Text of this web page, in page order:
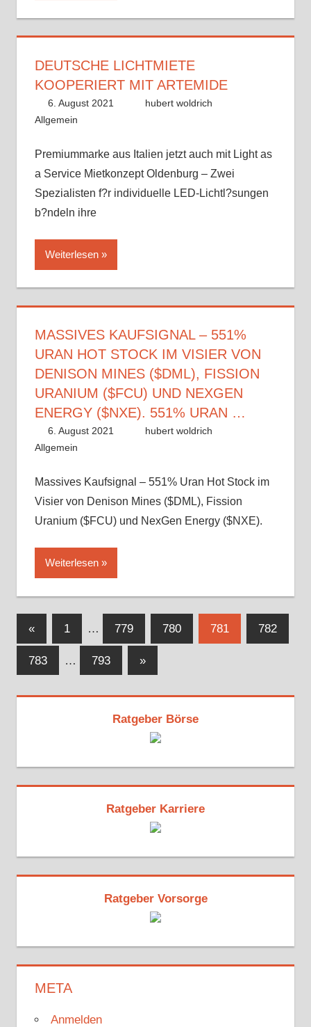
DEUTSCHE LICHTMIETE
KOOPERIERT MIT ARTEMIDE
6. August 2021
hubert woldrich
Allgemein
Premiummarke aus Italien jetzt auch mit Light as
a Service Mietkonzept Oldenburg – Zwei
Spezialisten f?r individuelle LED-Lichtl?sungen
b?ndeln ihre
Weiterlesen
MASSIVES KAUFSIGNAL – 551%
URAN HOT STOCK IM VISIER VON
DENISON MINES ($DML), FISSION
URANIUM ($FCU) UND NEXGEN
ENERGY ($NXE). 551% URAN …
6. August 2021
hubert woldrich
Allgemein
Massives Kaufsignal – 551% Uran Hot Stock im
Visier von Denison Mines ($DML), Fission
Uranium ($FCU) und NexGen Energy ($NXE).
Weiterlesen
Seitennummerierung
der
Beiträge
«Vorherige
Beiträge
1 … 779 780 781 782
783 … 793
Nächste
»
Ratgeber Börse
Ratgeber Karriere
Ratgeber Vorsorge
META
Anmelden